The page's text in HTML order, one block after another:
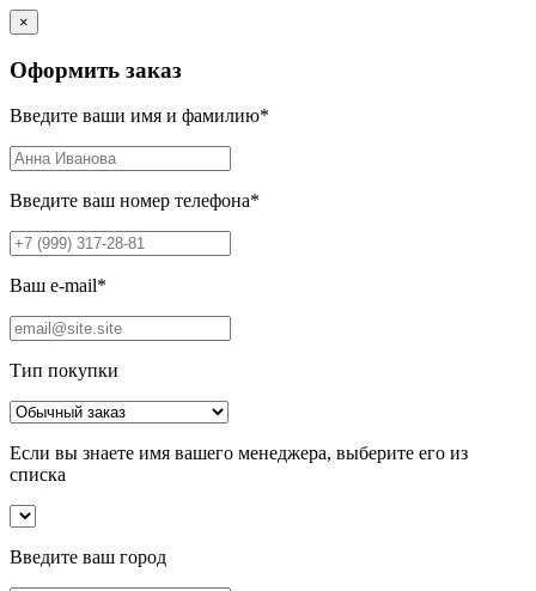
×
Оформить заказ
Введите ваши имя и фамилию*
Введите ваш номер телефона*
Ваш e-mail*
Тип покупки
Если вы знаете имя вашего менеджера, выберите его из
списка
Введите ваш город